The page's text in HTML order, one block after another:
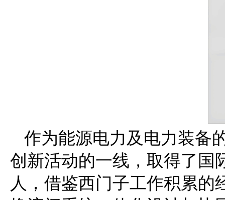
作为能源电力及电力装备
创新活动的一线，取得了国
人，借鉴西门子工作积累